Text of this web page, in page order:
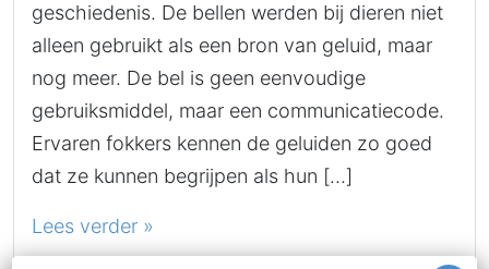
geschiedenis. De bellen werden bij dieren niet
alleen gebruikt als een bron van geluid, maar
nog meer. De bel is geen eenvoudige
gebruiksmiddel, maar een communicatiecode.
Ervaren fokkers kennen de geluiden zo goed
dat ze kunnen begrijpen als hun […]
Lees verder »